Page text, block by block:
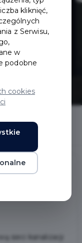
sieci kanalizacji
kliknięć,
z Serwisu,
w
podobne
cookies